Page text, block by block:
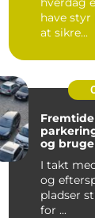
have
at sikre...
og
I takt
og
pladser
for ...